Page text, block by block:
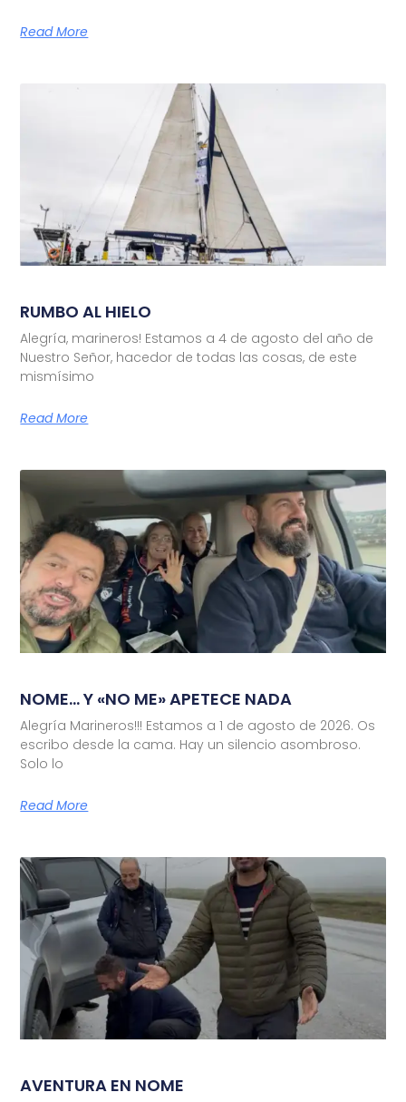
Read More
RUMBO AL HIELO
Alegría, marineros! Estamos a 4 de agosto del año de
Nuestro Señor, hacedor de todas las cosas, de este
mismísimo
Read More
NOME… Y «NO ME» APETECE NADA
Alegría Marineros!!! Estamos a 1 de agosto de 2026. Os
escribo desde la cama. Hay un silencio asombroso.
Solo lo
Read More
AVENTURA EN NOME